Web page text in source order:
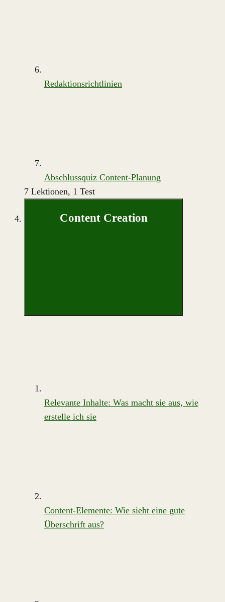
Redaktionsrichtlinien
Abschlussquiz Content-Planung
7 Lektionen, 1 Test
Content Creation
Relevante Inhalte: Was macht sie aus, wie
erstelle ich sie
Content-Elemente: Wie sieht eine gute
Überschrift aus?